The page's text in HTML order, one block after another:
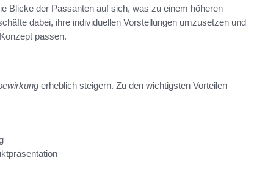
Blicke der Passanten auf sich, was zu einem höheren
dabei, ihre individuellen Vorstellungen umzusetzen und
passen.
erheblich steigern. Zu den wichtigsten Vorteilen